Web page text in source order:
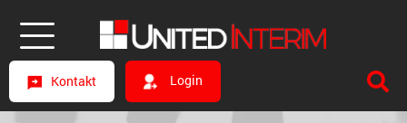
Kontakt Login